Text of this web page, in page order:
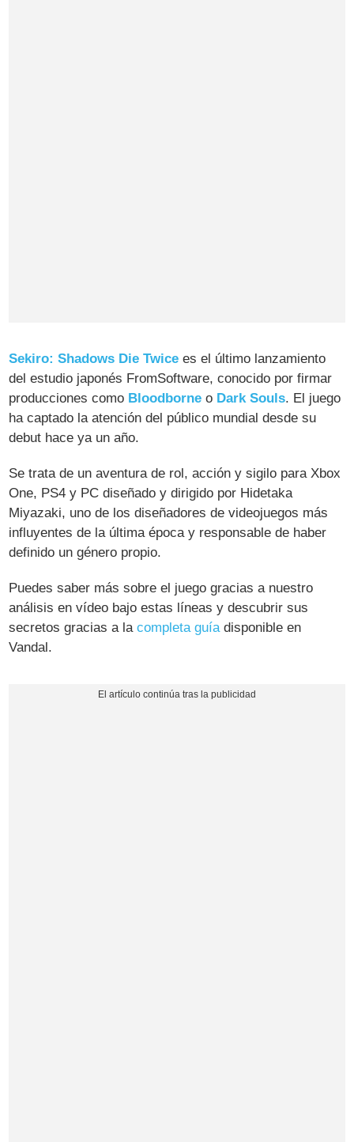
Sekiro: Shadows Die Twice es el último lanzamiento
del estudio japonés FromSoftware, conocido por firmar
producciones como Bloodborne o Dark Souls. El juego
ha captado la atención del público mundial desde su
debut hace ya un año.
Se trata de un aventura de rol, acción y sigilo para Xbox
One, PS4 y PC diseñado y dirigido por Hidetaka
Miyazaki, uno de los diseñadores de videojuegos más
influyentes de la última época y responsable de haber
definido un género propio.
Puedes saber más sobre el juego gracias a nuestro
análisis en vídeo bajo estas líneas y descubrir sus
secretos gracias a lacompleta guíadisponible en
Vandal.